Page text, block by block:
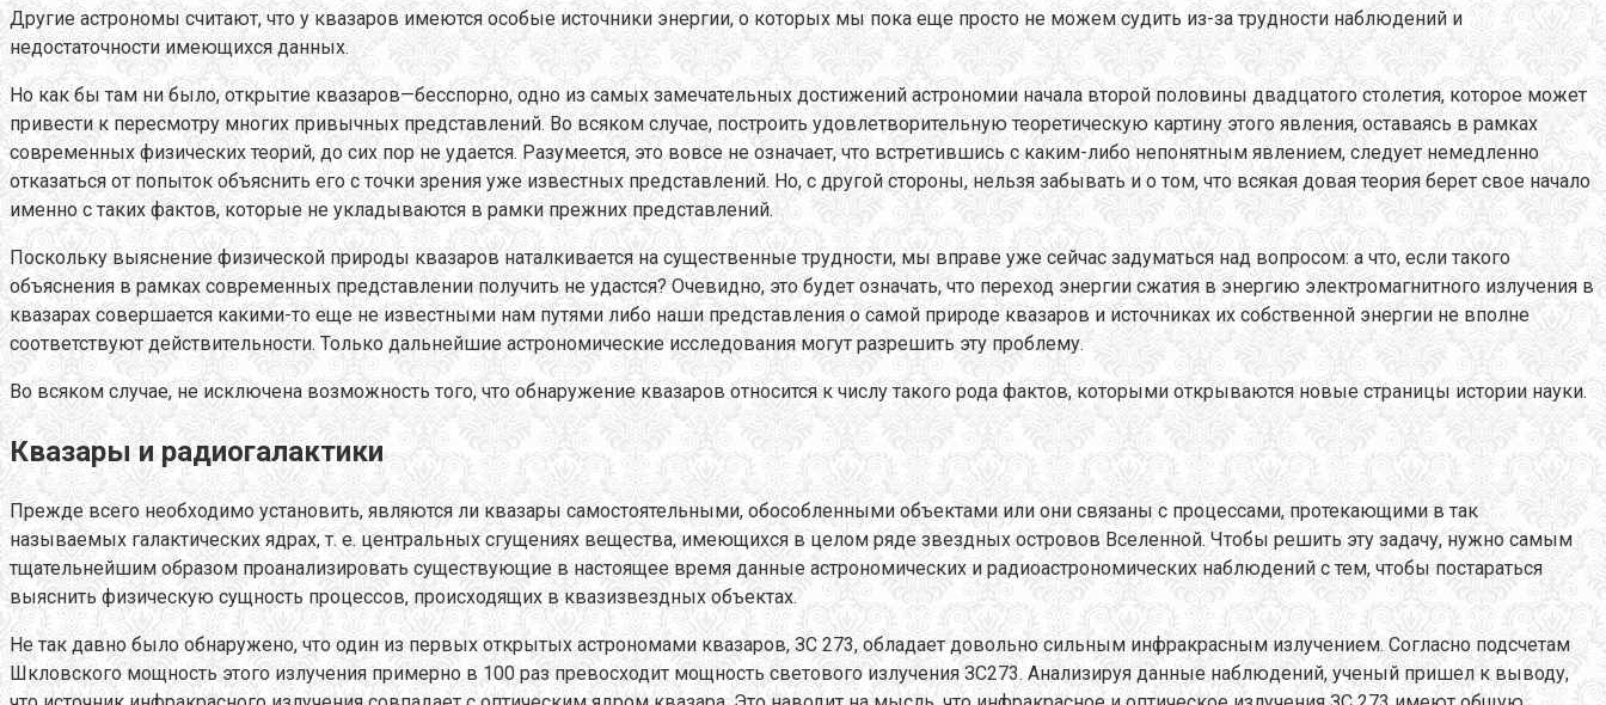
Другие астрономы считают, что у квазаров имеются особые источники энергии, о которых мы пока еще просто не можем судить из-за трудности наблюдений и
недостаточности имеющихся данных.
Но как бы там ни было, открытие квазаров—бесспорно, одно из самых замечательных достижений астрономии начала второй половины двадцатого столетия, которое может
привести к пересмотру многих привычных представлений. Во всяком случае, построить удовлетворительную теоретическую картину этого явления, оставаясь в рамках
современных физических теорий, до сих пор не удается. Разумеется, это вовсе не означает, что встретившись с каким-либо непонятным явлением, следует немедленно
отказаться от попыток объяснить его с точки зрения уже известных представлений. Но, с другой стороны, нельзя забывать и о том, что всякая довая теория берет свое начало
именно с таких фактов, которые не укладываются в рамки прежних представлений.
Поскольку выяснение физической природы квазаров наталкивается на существенные трудности, мы вправе уже сейчас задуматься над вопросом: а что, если такого
объяснения в рамках современных представлении получить не удастся? Очевидно, это будет означать, что переход энергии сжатия в энергию электромагнитного излучения в
квазарах совершается какими-то еще не известными нам путями либо наши представления о самой природе квазаров и источниках их собственной энергии не вполне
соответствуют действительности. Только дальнейшие астрономические исследования могут разрешить эту проблему.
Во всяком случае, не исключена возможность того, что обнаружение квазаров относится к числу такого рода фактов, которыми открываются новые страницы истории науки.
Квазары и радиогалактики
Прежде всего необходимо установить, являются ли квазары самостоятельными, обособленными объектами или они связаны с процессами, протекающими в так
называемых галактических ядрах, т. е. центральных сгущениях вещества, имеющихся в целом ряде звездных островов Вселенной. Чтобы решить эту задачу, нужно самым
тщательнейшим образом проанализировать существующие в настоящее время данные астрономических и радиоастрономических наблюдений с тем, чтобы постараться
выяснить физическую сущность процессов, происходящих в квазизвездных объектах.
Не так давно было обнаружено, что один из первых открытых астрономами квазаров, ЗС 273, обладает довольно сильным инфракрасным излучением. Согласно подсчетам
Шкловского мощность этого излучения примерно в 100 раз превосходит мощность светового излучения ЗС273. Анализируя данные наблюдений, ученый пришел к выводу,